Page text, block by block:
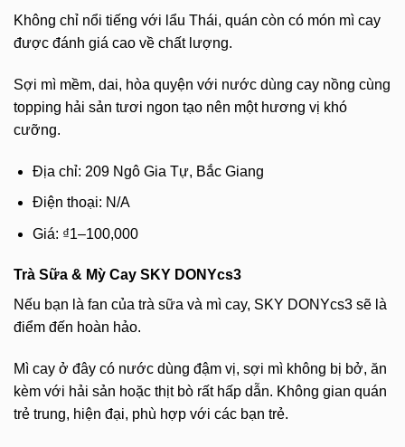
Không chỉ nổi tiếng với lẩu Thái, quán còn có món mì cay
được đánh giá cao về chất lượng.
Sợi mì mềm, dai, hòa quyện với nước dùng cay nồng cùng
topping hải sản tươi ngon tạo nên một hương vị khó
cưỡng.
Địa chỉ: 209 Ngô Gia Tự, Bắc Giang
Điện thoại: N/A
Giá: ₫1–100,000
Trà Sữa & Mỳ Cay SKY DONYcs3
Nếu bạn là fan của trà sữa và mì cay, SKY DONYcs3 sẽ là
điểm đến hoàn hảo.
Mì cay ở đây có nước dùng đậm vị, sợi mì không bị bở, ăn
kèm với hải sản hoặc thịt bò rất hấp dẫn. Không gian quán
trẻ trung, hiện đại, phù hợp với các bạn trẻ.